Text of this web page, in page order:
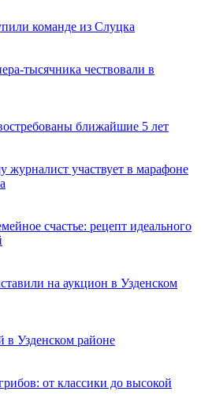
команде из Слуцка
тысячника чествовали в
ближайшие 5 лет
журналист участвует в марафоне
счастье: рецепт идеального
на аукцион в Узденском
в Узденском районе
от классики до высокой